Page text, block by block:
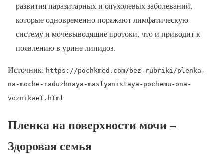
развития паразитарных и опухолевых заболеваний,
которые одновременно поражают лимфатическую
систему и мочевыводящие протоки, что и приводит к
появлению в урине липидов.
Источник: https://pochkmed.com/bez-rubriki/plenka-
na-moche-raduzhnaya-maslyanistaya-pochemu-ona-
voznikaet.html
Пленка на поверхности мочи –
Здоровая семья